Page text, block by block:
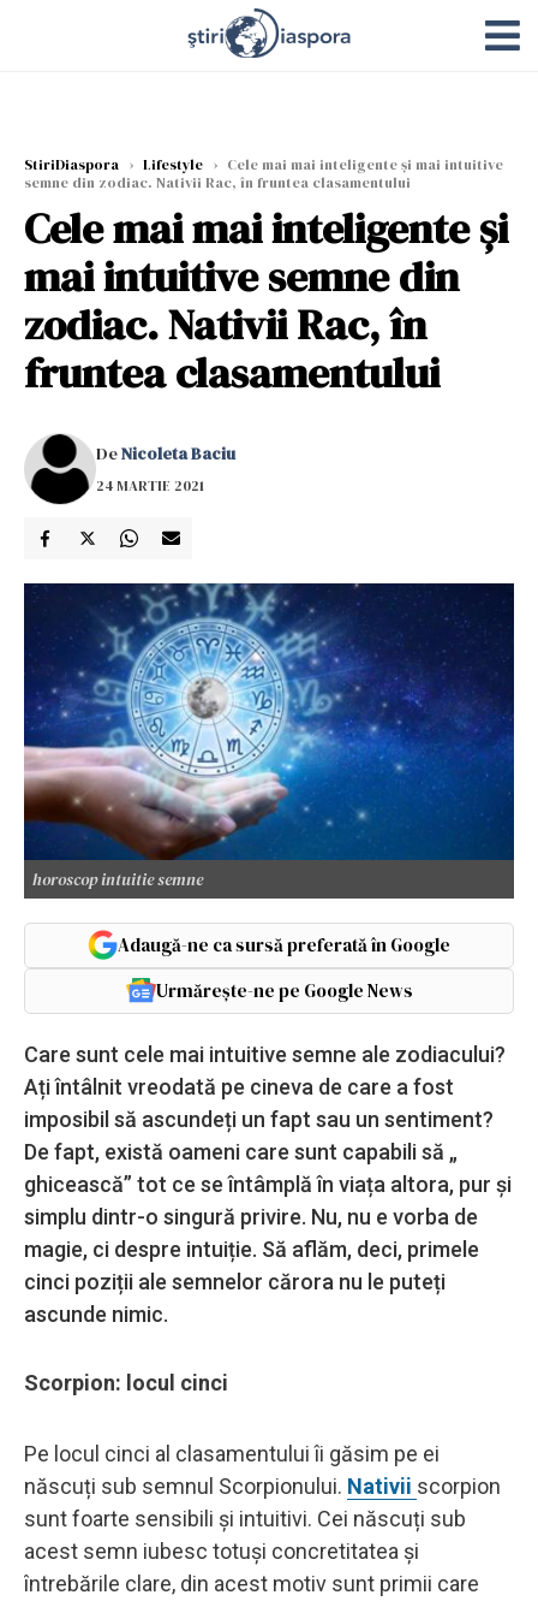
StiriDiaspora › Lifestyle › Cele mai mai inteligente și mai intuitive
semne din zodiac. Nativii Rac, în fruntea clasamentului
Cele mai mai inteligente și
mai intuitive semne din
zodiac. Nativii Rac, în
fruntea clasamentului
DeNicoleta Baciu
24 MARTIE 2021
horoscop intuitie semne
Adaugă-ne ca sursă preferată în Google
Urmărește-ne pe Google News
Care sunt cele mai intuitive semne ale zodiacului?
Ați întâlnit vreodată pe cineva de care a fost
imposibil să ascundeți un fapt sau un sentiment?
De fapt, există oameni care sunt capabili să „
ghicească” tot ce se întâmplă în viața altora, pur și
simplu dintr-o singură privire. Nu, nu e vorba de
magie, ci despre intuiție. Să aflăm, deci, primele
cinci poziții ale semnelor cărora nu le puteți
ascunde nimic.
Scorpion: locul cinci
Pe locul cinci al clasamentului îi găsim pe ei
născuți sub semnul Scorpionului. Nativii scorpion
sunt foarte sensibili și intuitivi. Cei născuți sub
acest semn iubesc totuși concretitatea și
întrebările clare, din acest motiv sunt primii care